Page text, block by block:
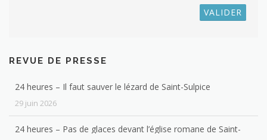
REVUE DE PRESSE
24 heures – Il faut sauver le lézard de Saint-Sulpice
29 juin 2026
24 heures – Pas de glaces devant l’église romane de Saint-